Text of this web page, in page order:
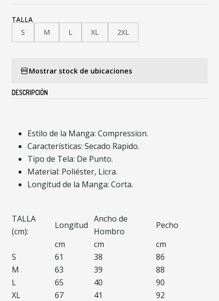
TALLA
S
M L XL 2XL
Mostrar stock de ubicaciones
DESCRIPCIÓN
Estilo de la Manga: Compression.
Características: Secado Rapido.
Tipo de Tela: De Punto.
Material: Poliéster, Licra.
Longitud de la Manga: Corta.
TALLA
(cm):
Longitud
Ancho de
Hombro
Pecho
cm
cm
cm
S
61 38
86
M
63 39
88
L
65 40
90
XL
67 41
92